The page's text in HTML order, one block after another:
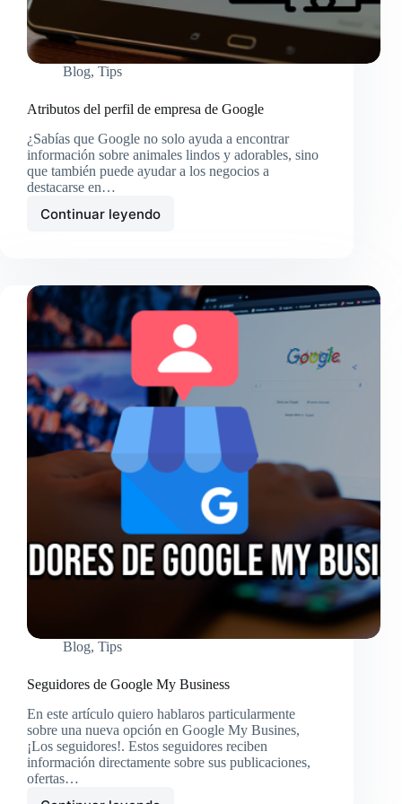
Blog, Tips
Atributos del perfil de empresa de Google
¿Sabías que Google no solo ayuda a encontrar
información sobre animales lindos y adorables, sino
que también puede ayudar a los negocios a
destacarse en…
Continuar leyendo
Atributos
empresa
Google
Blog, Tips
Seguidores de Google My Business
En este artículo quiero hablaros particularmente
sobre una nueva opción en Google My Busines,
¡Los seguidores!. Estos seguidores reciben
información directamente sobre sus publicaciones,
ofertas…